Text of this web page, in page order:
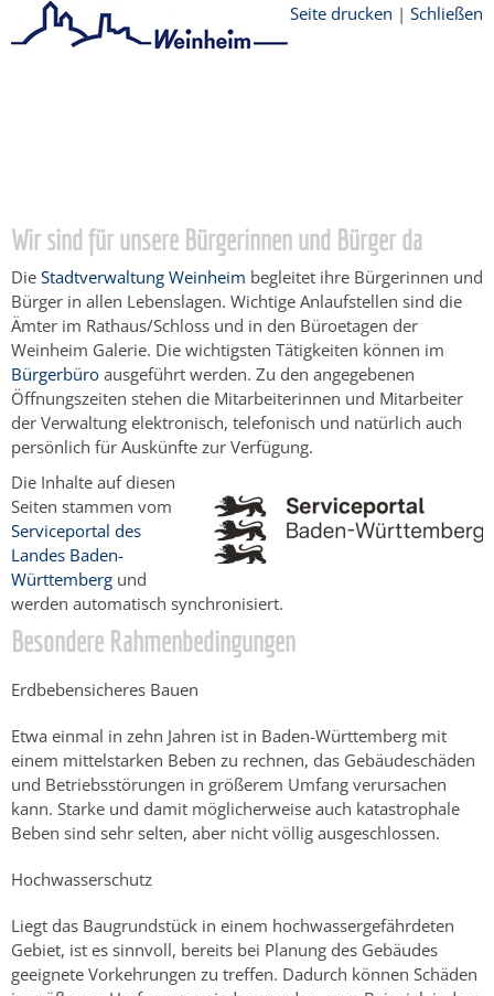
Seite drucken | Schließen
Wir sind für unsere Bürgerinnen und Bürger da
Die Stadtverwaltung Weinheim begleitet ihre Bürgerinnen und
Bürger in allen Lebenslagen. Wichtige Anlaufstellen sind die
Ämter im Rathaus/Schloss und in den Büroetagen der
Weinheim Galerie. Die wichtigsten Tätigkeiten können im
Bürgerbüro ausgeführt werden. Zu den angegebenen
Öffnungszeiten stehen die Mitarbeiterinnen und Mitarbeiter
der Verwaltung elektronisch, telefonisch und natürlich auch
persönlich für Auskünfte zur Verfügung.
Die Inhalte auf diesen
Seiten stammen vom
Serviceportal des
Landes Baden-
Württemberg und
werden automatisch synchronisiert.
Besondere Rahmenbedingungen
Erdbebensicheres Bauen
Etwa einmal in zehn Jahren ist in Baden-Württemberg mit
einem mittelstarken Beben zu rechnen, das Gebäudeschäden
und Betriebsstörungen in größerem Umfang verursachen
kann. Starke und damit möglicherweise auch katastrophale
Beben sind sehr selten, aber nicht völlig ausgeschlossen.
Hochwasserschutz
Liegt das Baugrundstück in einem hochwassergefährdeten
Gebiet, ist es sinnvoll, bereits bei Planung des Gebäudes
geeignete Vorkehrungen zu treffen. Dadurch können Schäden